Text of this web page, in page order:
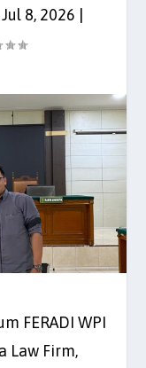
Jul 8, 2026
FERADI WPI
Law Firm,